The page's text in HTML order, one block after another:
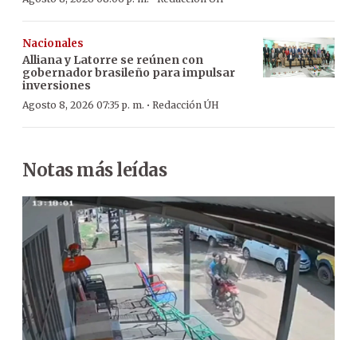
Nacionales
Alliana y Latorre se reúnen con
gobernador brasileño para impulsar
inversiones
Agosto 8, 2026 07:35 p. m. · Redacción ÚH
Notas más leídas